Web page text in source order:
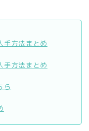
手方法まとめ
手方法まとめ
ら